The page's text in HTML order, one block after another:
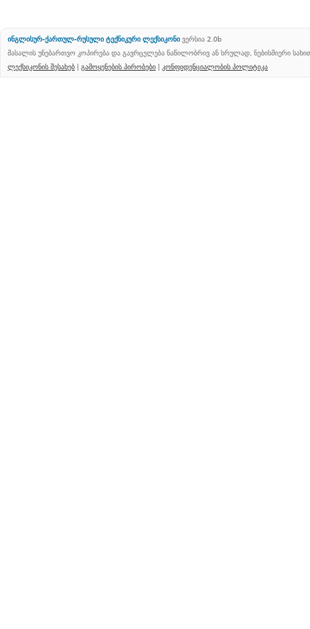
ინგლისურ-ქართულ-რუსული ტექნიკური ლექსიკონი ვერსია 2.0b
მასალის უნებართვო კოპირება და გავრცელება ნაწილობრივ ან სრულად, ნებისმიერი
ლექსიკონის შესახებ | გამოყენების პირობები | კონფიდენციალობის პოლიტიკა